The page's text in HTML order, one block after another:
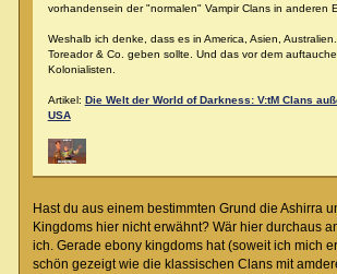
vorhandensein der "normalen" Vampir Clans in anderen
Weshalb ich denke, dass es in America, Asien,
Toreador & Co. geben sollte. Und das vor dem
Kolonialisten.
Artikel: Die Welt der World of Darkness: V:tM Clans
USA
Hast du aus einem bestimmten Grund die Ashirra
Kingdoms hier nicht erwähnt? Wär hier durchaus
ich. Gerade ebony kingdoms hat (soweit ich mich
schön gezeigt wie die klassischen Clans mit